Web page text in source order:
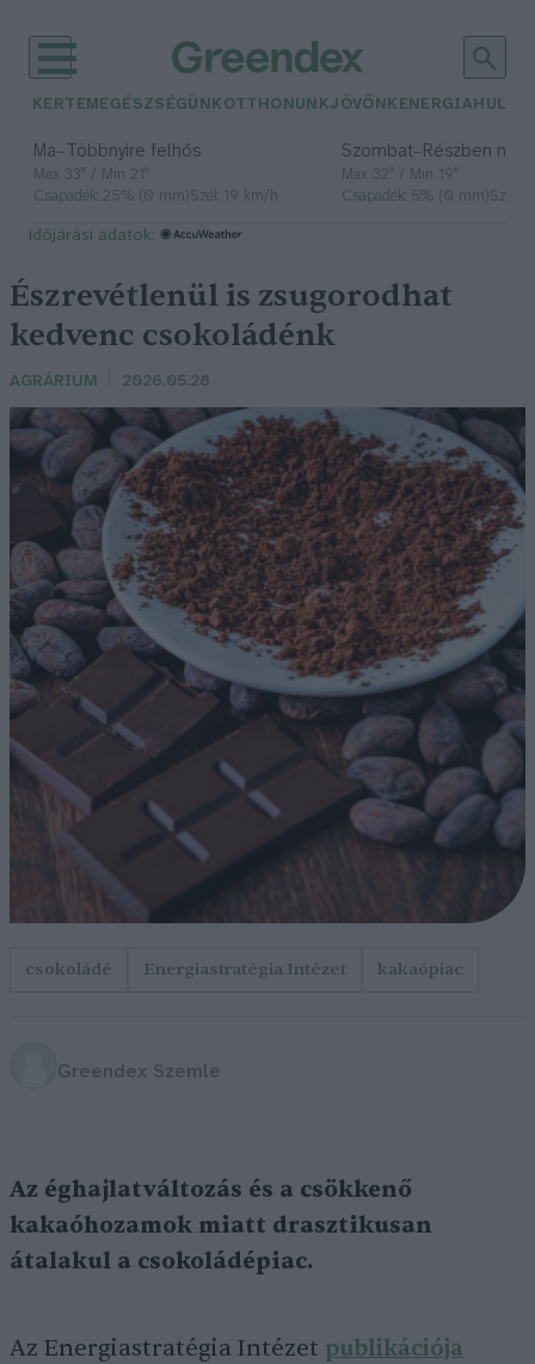
KERTEM EGÉSZSÉGÜNK OTTHONUNKJÖVŐNK ENERGIA
Ma– Többnyire felhős
Max 33° / Min 21°
Csapadék: 25% (0 mm)Szél: 19 km/h
Szombat– Részben
Max 32° / Min 19°
Csapadék: 5% (0 mm)Szél:
időjárási adatok:
Észrevétlenül is zsugorodhat
kedvenc csokoládénk
AGRÁRIUM 2026.05.28
csokoládé Energiastratégia Intézet kakaópiac
Greendex Szemle
Az éghajlatváltozás és a csökkenő
kakaóhozamok miatt drasztikusan
átalakul a csokoládépiac.
Az Energiastratégia Intézet publikációja